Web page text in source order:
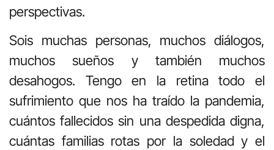
perspectivas.
Sois muchas personas, muchos diálogos,
muchos sueños y también muchos
desahogos. Tengo en la retina todo el
sufrimiento que nos ha traído la pandemia,
cuántos fallecidos sin una despedida digna,
cuántas familias rotas por la soledad y el